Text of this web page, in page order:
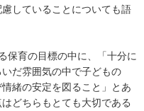
していることについても語
育の目標の中に、「十分に
だ雰囲気の中で子どもの
緒の安定を図ること」とあ
どちらもとても大切である